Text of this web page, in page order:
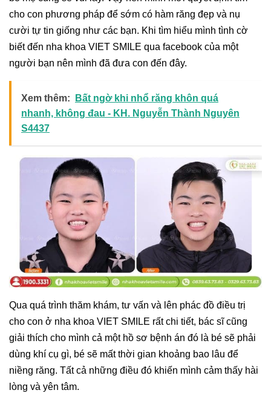
cho con phương pháp để sớm có hàm răng đẹp và nụ
cười tự tin giống như các bạn. Khi tìm hiểu mình tình cờ
biết đến nha khoa VIET SMILE qua facebook của một
người bạn nên mình đã đưa con đến đây.
Xem thêm:
Bất ngờ khi nhổ răng khôn quá
nhanh, không đau - KH. Nguyễn Thành Nguyên
S4437
Qua quá trình thăm khám, tư vấn và lên phác đồ điều trị
cho con ở nha khoa VIET SMILE rất chi tiết, bác sĩ cũng
giải thích cho mình cả một hồ sơ bệnh án đó là bé sẽ phải
dùng khí cụ gì, bé sẽ mất thời gian khoảng bao lâu để
niềng răng. Tất cả những điều đó khiến mình cảm thấy hài
lòng và yên tâm.